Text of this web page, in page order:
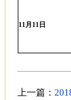
11月11日
上一篇：